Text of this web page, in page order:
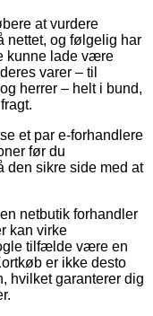
at vurdere
nettet, og følgelig har
kunne lade være
varer – til
herrer – helt i bund,
et par e-forhandlere
før du
den sikre side med at
netbutik forhandler
kan virke
tilfælde være en
er ikke desto
hvilket garanterer dig